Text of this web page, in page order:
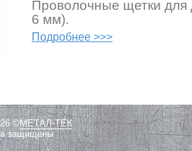
Проволочные щетки для
6 мм).
Подробнее >>>
©МЕТАЛ-ТЕК
защищены